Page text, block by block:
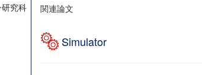
究科
関連論文
Simulator